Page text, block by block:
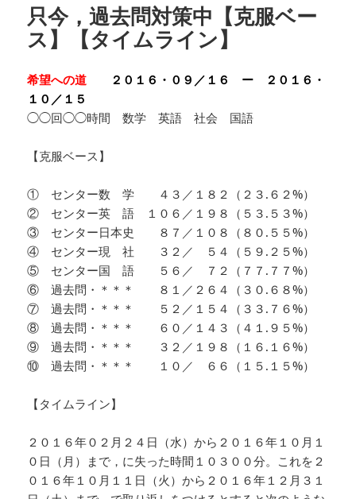
ー
只今，過去問対策中【克服ベー
ス】【タイムライン】
希望への道 ２０１６・０９／１６ ー ２０１６・
１０／１５
◯◯回◯◯時間 数学 英語 社会 国語
【克服ベース】
① センター数 学 ４３／１８２（２３.６２%）
② センター英 語 １０６／１９８（５３.５３%）
③ センター日本史 ８７／１０８（８０.５５%）
④ センター現 社 ３２／ ５４（５９.２５%）
⑤ センター国 語 ５６／ ７２（７７.７７%）
⑥ 過去問・＊＊＊ ８１／２６４（３０.６８%）
⑦ 過去問・＊＊＊ ５２／１５４（３３.７６%）
⑧ 過去問・＊＊＊ ６０／１４３（４１.９５%）
⑨ 過去問・＊＊＊ ３２／１９８（１６.１６%）
⑩ 過去問・＊＊＊ １０／ ６６（１５.１５%）
【タイムライン】
２０１６年０２月２４日（水）から２０１６年１０月１
０日（月）まで，に失った時間１０３００分。これを２
０１６年１０月１１日（火）から２０１６年１２月３１